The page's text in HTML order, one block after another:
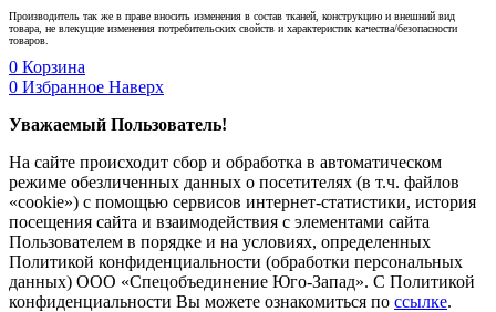
Производитель так же в праве вносить изменения в состав тканей, конструкцию и внешний вид
товара, не влекущие изменения потребительских свойств и характеристик качества/безопасности
товаров.
0 Корзина
0 Избранное Наверх
Уважаемый Пользователь!
На сайте происходит сбор и обработка в автоматическом
режиме обезличенных данных о посетителях (в т.ч. файлов
«cookie») с помощью сервисов интернет-статистики, история
посещения сайта и взаимодействия с элементами сайта
Пользователем в порядке и на условиях, определенных
Политикой конфиденциальности (обработки персональных
данных) ООО «Спецобъединение Юго-Запад». С Политикой
конфиденциальности Вы можете ознакомиться по ссылке.